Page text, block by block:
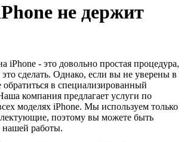
не держит
iPhone - это довольно простая процедура,
это сделать. Однако, если вы не уверены в
в специализированный
компания предлагает услуги по
моделях iPhone. Мы используем только
поэтому вы можете быть
нашей работы.